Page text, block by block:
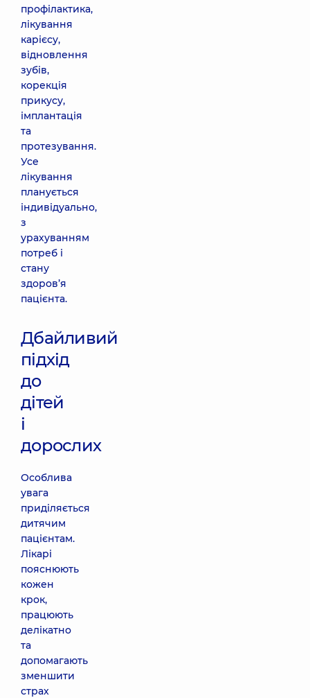
профілактика,
лікування
карієсу,
відновлення
зубів,
корекція
прикусу,
імплантація
та
протезування.
Усе
лікування
планується
індивідуально,
з
урахуванням
потреб і
стану
здоров’я
пацієнта.
Дбайливий
підхід
до
дітей
і
дорослих
Особлива
увага
приділяється
дитячим
пацієнтам.
Лікарі
пояснюють
кожен
крок,
працюють
делікатно
та
допомагають
зменшити
страх